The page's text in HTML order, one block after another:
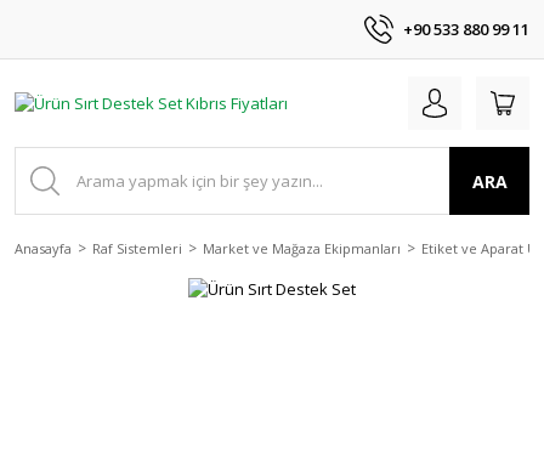
+90 533 880 99 11
ARA
Anasayfa Raf Sistemleri Market ve Mağaza Ekipmanları Etiket ve Aparat